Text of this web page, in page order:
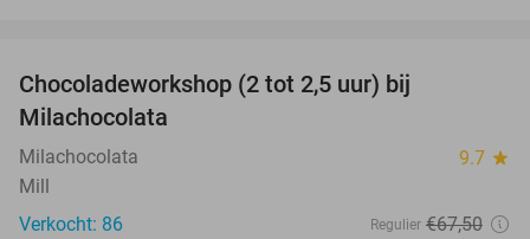
Chocoladeworkshop (2 tot 2,5 uur) bij
Milachocolata
Milachocolata 9.7 star
Mill
Verkocht: 86
Regulier €67,50